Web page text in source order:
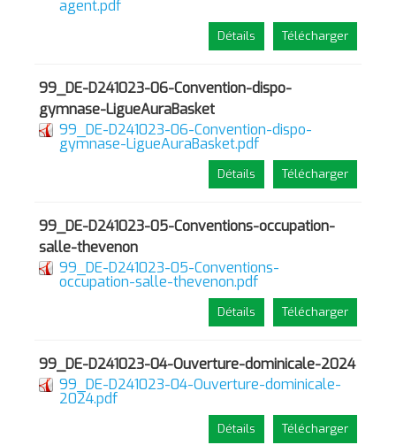
agent.pdf
Télécharger
Détails
99_DE-D241023-06-Convention-dispo-
gymnase-LigueAuraBasket
99_DE-D241023-06-Convention-dispo-
gymnase-LigueAuraBasket.pdf
Télécharger
Détails
99_DE-D241023-05-Conventions-occupation-
salle-thevenon
99_DE-D241023-05-Conventions-
occupation-salle-thevenon.pdf
Télécharger
Détails
99_DE-D241023-04-Ouverture-dominicale-2024
99_DE-D241023-04-Ouverture-dominicale-
2024.pdf
Télécharger
Détails